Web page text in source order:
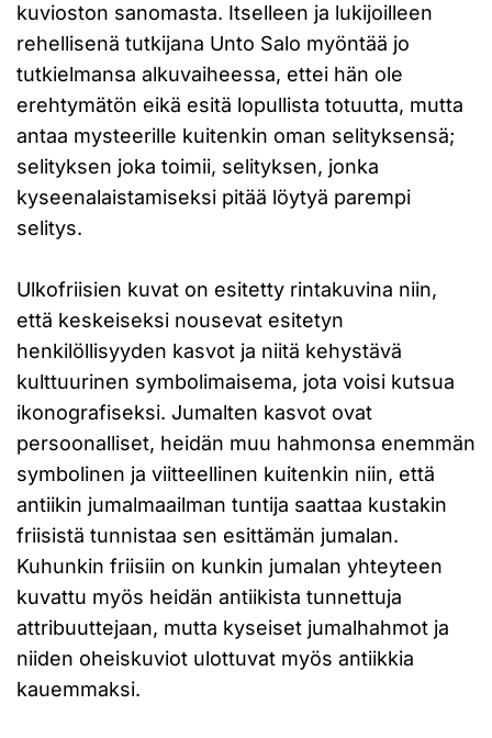
kuvioston sanomasta. Itselleen ja lukijoilleen
rehellisenä tutkijana Unto Salo myöntää jo
tutkielmansa alkuvaiheessa, ettei hän ole
erehtymätön eikä esitä lopullista totuutta, mutta
antaa mysteerille kuitenkin oman selityksensä;
selityksen joka toimii, selityksen, jonka
kyseenalaistamiseksi pitää löytyä parempi
selitys.
Ulkofriisien kuvat on esitetty rintakuvina niin,
että keskeiseksi nousevat esitetyn
henkilöllisyyden kasvot ja niitä kehystävä
kulttuurinen symbolimaisema, jota voisi kutsua
ikonografiseksi. Jumalten kasvot ovat
persoonalliset, heidän muu hahmonsa enemmän
symbolinen ja viitteellinen kuitenkin niin, että
antiikin jumalmaailman tuntija saattaa kustakin
friisistä tunnistaa sen esittämän jumalan.
Kuhunkin friisiin on kunkin jumalan yhteyteen
kuvattu myös heidän antiikista tunnettuja
attribuuttejaan, mutta kyseiset jumalhahmot ja
niiden oheiskuviot ulottuvat myös antiikkia
kauemmaksi.